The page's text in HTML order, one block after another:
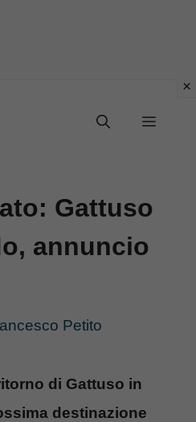
Menu
Gattuso
annuncio
Petito
di Gattuso in
destinazione